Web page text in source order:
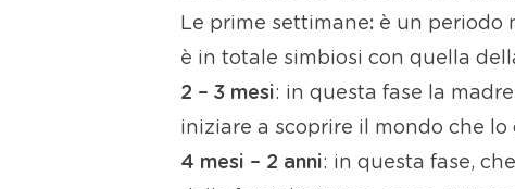
Le prime settimane: è un periodo
è in totale simbiosi con quella
2 – 3 mesi: in questa fase la
iniziare a scoprire il mondo che lo
4 mesi – 2 anni: in questa fase,